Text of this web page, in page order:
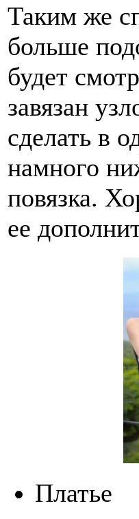
Таким же
больше
будет
завязан
сделать в
намного
повязка.
ее
Платье